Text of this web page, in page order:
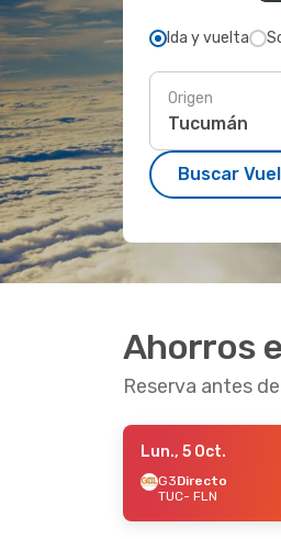
Ida y vuelta
Origen
Buscar
Ahorros
Reserva antes
Lun., 5 Oct.
G3Directo
TUC- FLN